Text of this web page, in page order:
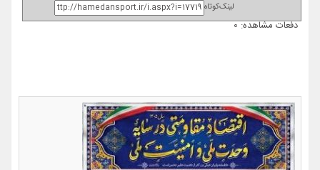
لینک‌کوتاه
دفعات مشاهده: 0